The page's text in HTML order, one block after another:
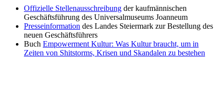
Offizielle Stellenausschreibung der kaufmännischen
Geschäftsführung des Universalmuseums Joanneum
Presseinformation des Landes Steiermark zur Bestellung des
neuen Geschäftsführers
Buch Empowerment Kultur: Was Kultur braucht, um in
Zeiten von Shitstorms, Krisen und Skandalen zu bestehen